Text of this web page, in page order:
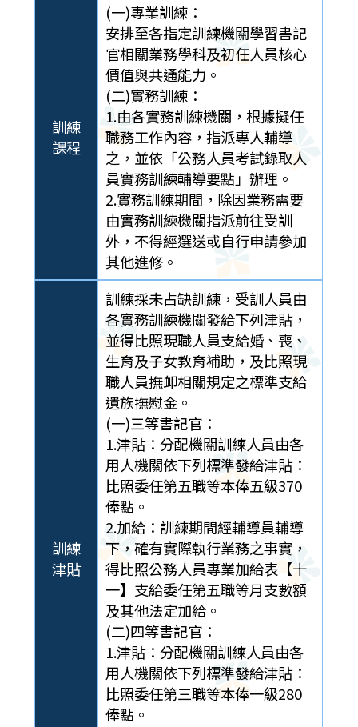
訓練
課程
(一)專業訓練：
安排至各指定訓練機關學習書記
官相關業務學科及初任人員核心
價值與共通能力。
(二)實務訓練：
1.由各實務訓練機關，根據擬任
職務工作內容，指派專人輔導
之，並依「公務人員考試錄取人
員實務訓練輔導要點」辦理。
2.實務訓練期間，除因業務需要
由實務訓練機關指派前往受訓
外，不得經選送或自行申請參加
其他進修。
訓練
津貼
訓練採未占缺訓練，受訓人員由
各實務訓練機關發給下列津貼，
並得比照現職人員支給婚、喪、
生育及子女教育補助，及比照現
職人員撫卹相關規定之標準支給
遺族撫慰金。
(一)三等書記官：
1.津貼：分配機關訓練人員由各
用人機關依下列標準發給津貼：
比照委任第五職等本俸五級370
俸點。
2.加給：訓練期間經輔導員輔導
下，確有實際執行業務之事實，
得比照公務人員專業加給表【十
一】支給委任第五職等月支數額
及其他法定加給。
(二)四等書記官：
1.津貼：分配機關訓練人員由各
用人機關依下列標準發給津貼：
比照委任第三職等本俸一級280
俸點。